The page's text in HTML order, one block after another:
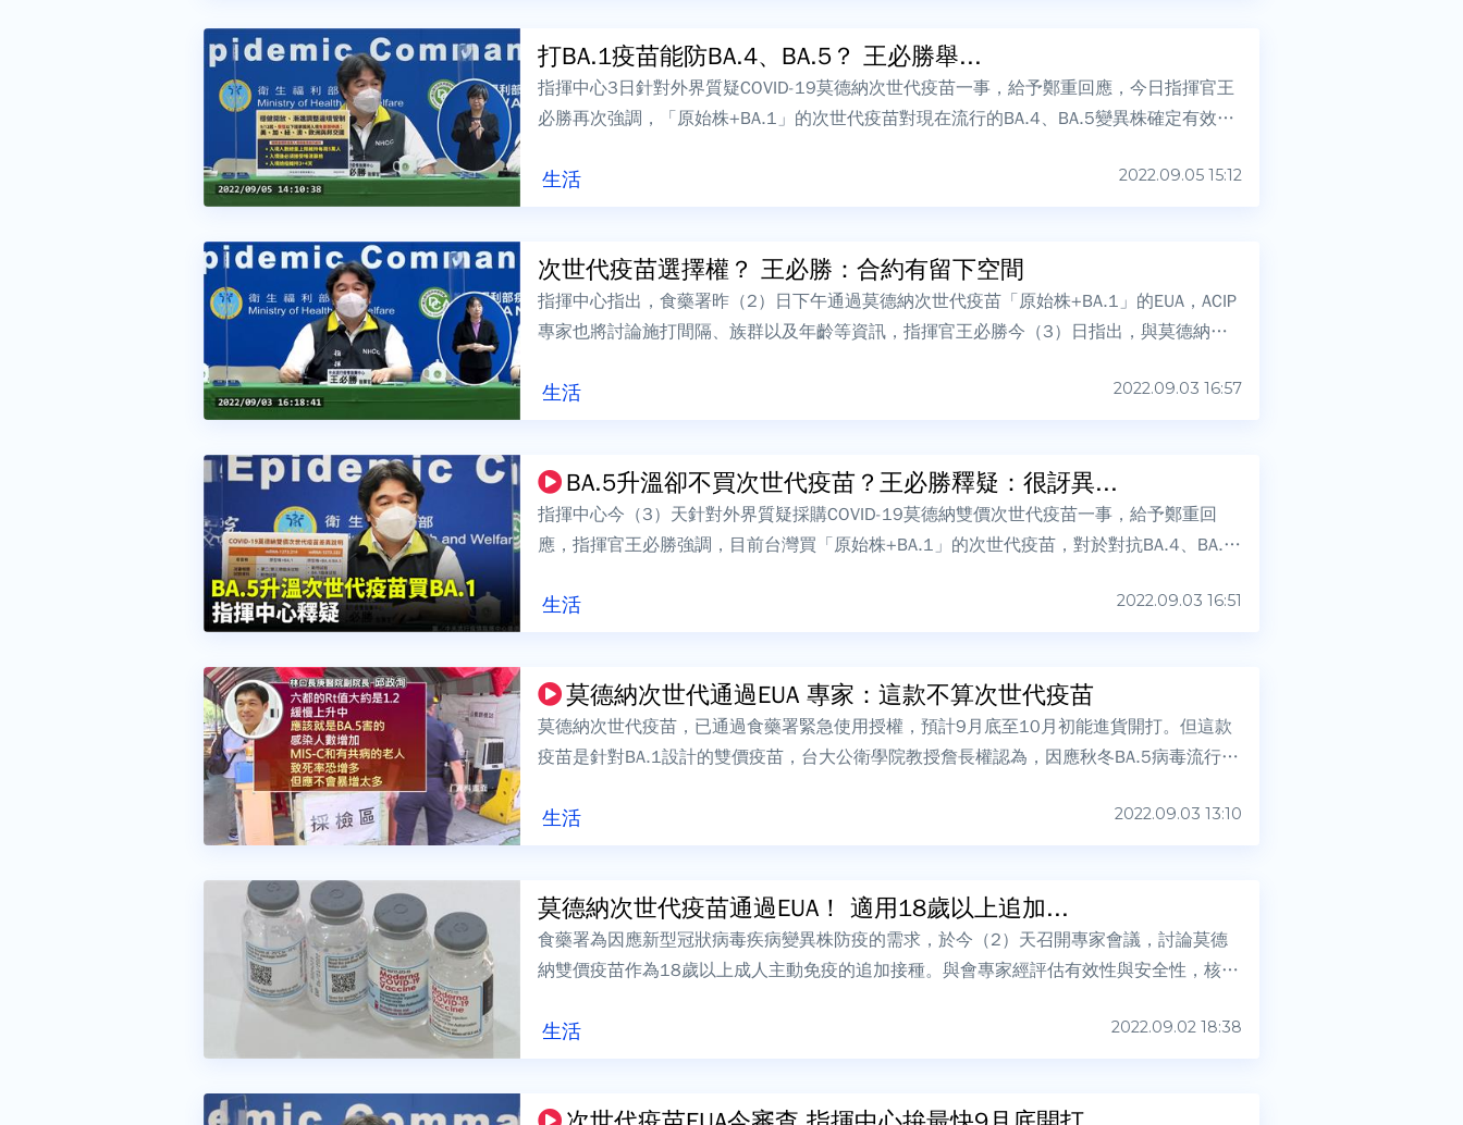
生活
打BA.1疫苗能防BA.4、BA.5？ 王必勝舉...
2022.09.05 15:12
指揮中心3日針對外界質疑COVID-19莫德納次世代疫苗一事，給予鄭重回應，今日指揮官王
必勝再次強調，「原始株+BA.1」的次世代疫苗對現在流行的BA.4、BA.5變異株確定有效，
生活
次世代疫苗選擇權？ 王必勝：合約有留下空間
2022.09.03 16:57
指揮中心指出，食藥署昨（2）日下午通過莫德納次世代疫苗「原始株+BA.1」的EUA，ACIP
專家也將討論施打間隔、族群以及年齡等資訊，指揮官王必勝今（3）日指出，與莫德納簽
生活
BA.5升溫卻不買次世代疫苗？王必勝釋疑：很訝異...
2022.09.03 16:51
指揮中心今（3）天針對外界質疑採購COVID-19莫德納雙價次世代疫苗一事，給予鄭重回
應，指揮官王必勝強調，目前台灣買「原始株+BA.1」的次世代疫苗，對於對抗BA.4、BA.5
生活
莫德納次世代通過EUA 專家：這款不算次世代疫苗
2022.09.03 13:10
莫德納次世代疫苗，已通過食藥署緊急使用授權，預計9月底至10月初能進貨開打。但這款
疫苗是針對BA.1設計的雙價疫苗，台大公衛學院教授詹長權認為，因應秋冬BA.5病毒流行，
生活
莫德納次世代疫苗通過EUA！ 適用18歲以上追加...
2022.09.02 18:38
食藥署為因應新型冠狀病毒疾病變異株防疫的需求，於今（2）天召開專家會議，討論莫德
納雙價疫苗作為18歲以上成人主動免疫的追加接種。與會專家經評估有效性與安全性，核准